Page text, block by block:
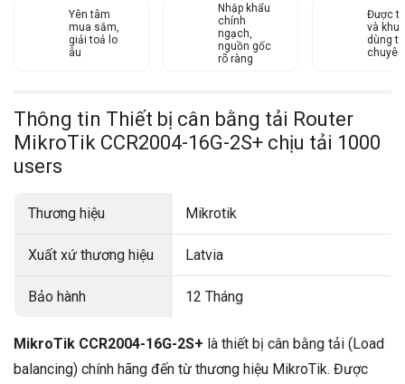
Yên tâm
mua sắm,
giải toả lo
âu
Nhập khẩu
chính
ngạch,
nguồn gốc
rõ ràng
Được
và
dùng từ
Thông tin Thiết bị cân bằng tải Router
MikroTik CCR2004-16G-2S+ chịu tải 1000
users
Thương hiệu Mikrotik
Xuất xứ thương hiệu Latvia
Bảo hành 12 Tháng
MikroTik CCR2004-16G-2S+ là thiết bị cân bằng tải (Load
balancing) chính hãng đến từ thương hiệu MikroTik. Được